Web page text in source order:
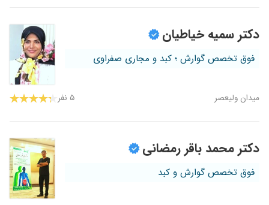
دکتر سمیه خیاطیان
فوق تخصص گوارش ؛ کبد و مجاری صفراوی
میدان ولیعصر ۵ نفر
دکتر محمد باقر رمضانی
فوق تخصص گوارش و کبد